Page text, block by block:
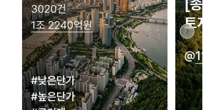
네이버 지도 연결 안내
현재 네이버 지도 연결이 원활하지 않아 지도를 불러올 수 없습니다.
이용에 불편을 드려 죄송합니다.
다시 시도